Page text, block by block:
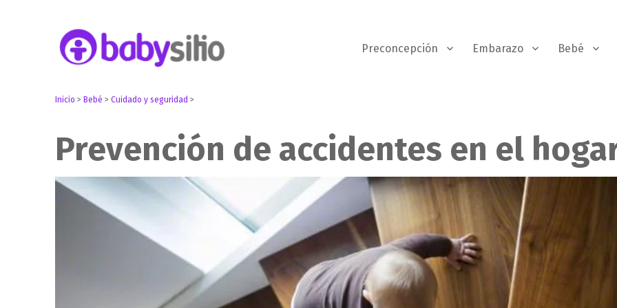
Babysitio
Preconcepción Embarazo Bebé
Inicio > Bebé >Cuidado y seguridad >
Prevención de accidentes en el